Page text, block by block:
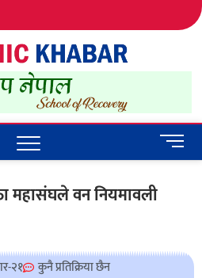
IN NEPAL
M
e
महासंघले वन नियमावली
२१ कुनै प्रतिक्रिया छैन